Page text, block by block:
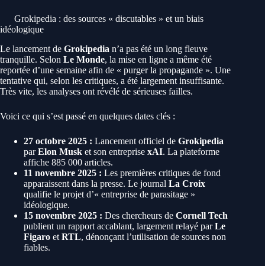
Grokipedia : des sources « discutables » et un biais
idéologique
Le lancement de Grokipedia n’a pas été un long fleuve
tranquille. Selon Le Monde, la mise en ligne a même été
reportée d’une semaine afin de « purger la propagande ». Une
tentative qui, selon les critiques, a été largement insuffisante.
Très vite, les analyses ont révélé de sérieuses failles.
Voici ce qui s’est passé en quelques dates clés :
27 octobre 2025 : Lancement officiel de Grokipedia
parElon Musk et son entreprise xAI. La plateforme
affiche 885 000 articles.
11 novembre 2025 : Les premières critiques de fond
apparaissent dans la presse. Le journal La Croix
qualifie le projet d’« entreprise de parasitage »
idéologique.
15 novembre 2025 : Des chercheurs de Cornell Tech
publient un rapport accablant, largement relayé parLe
Figaro et RTL, dénonçant l’utilisation de sources non
fiables.